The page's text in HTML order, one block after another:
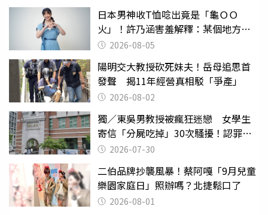
日本男神收T恤唸出竟是「龜ＯＯ
火」！許乃涵害羞解釋：某個地方燃
燒起來了
2026-08-05
陽明交大教授砍死妹夫！岳母追思首
發聲 揭11年經營真相駁「爭產」
2026-08-02
獨／東吳男教授被瘋狂迷戀 女學生
寄信「分屍吃掉」30次騷擾！認罪免
關 2026-07-30
二伯品牌抄襲風暴！蔡阿嘎「9月兒童
樂園家庭日」照辦嗎？北捷鬆口了
2026-08-01